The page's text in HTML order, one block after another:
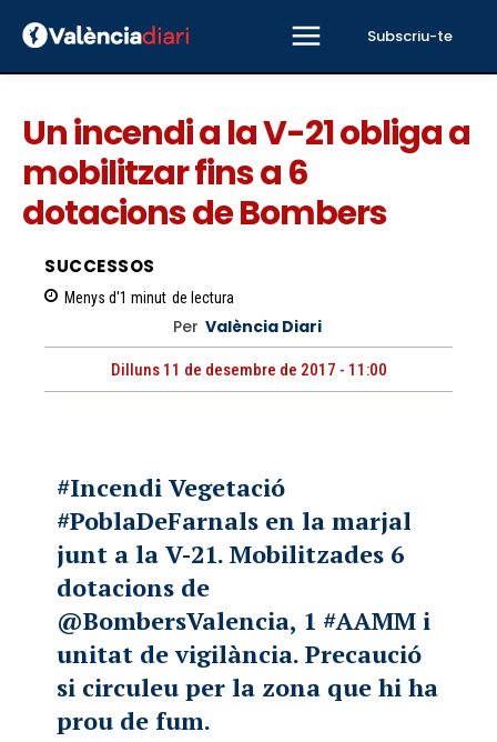
Subscriu-te
Un incendi a la V-21 obliga a
mobilitzar fins a 6
dotacions de Bombers
SUCCESSOS
Menys d'1 minut de lectura
Per València Diari
Dilluns 11 de desembre de 2017 - 11:00
#Incendi Vegetació
#PoblaDeFarnals en la marjal
junt a la V-21. Mobilitzades 6
dotacions de
@BombersValencia, 1 #AAMM i
unitat de vigilància. Precaució
si circuleu per la zona que hi ha
prou de fum.